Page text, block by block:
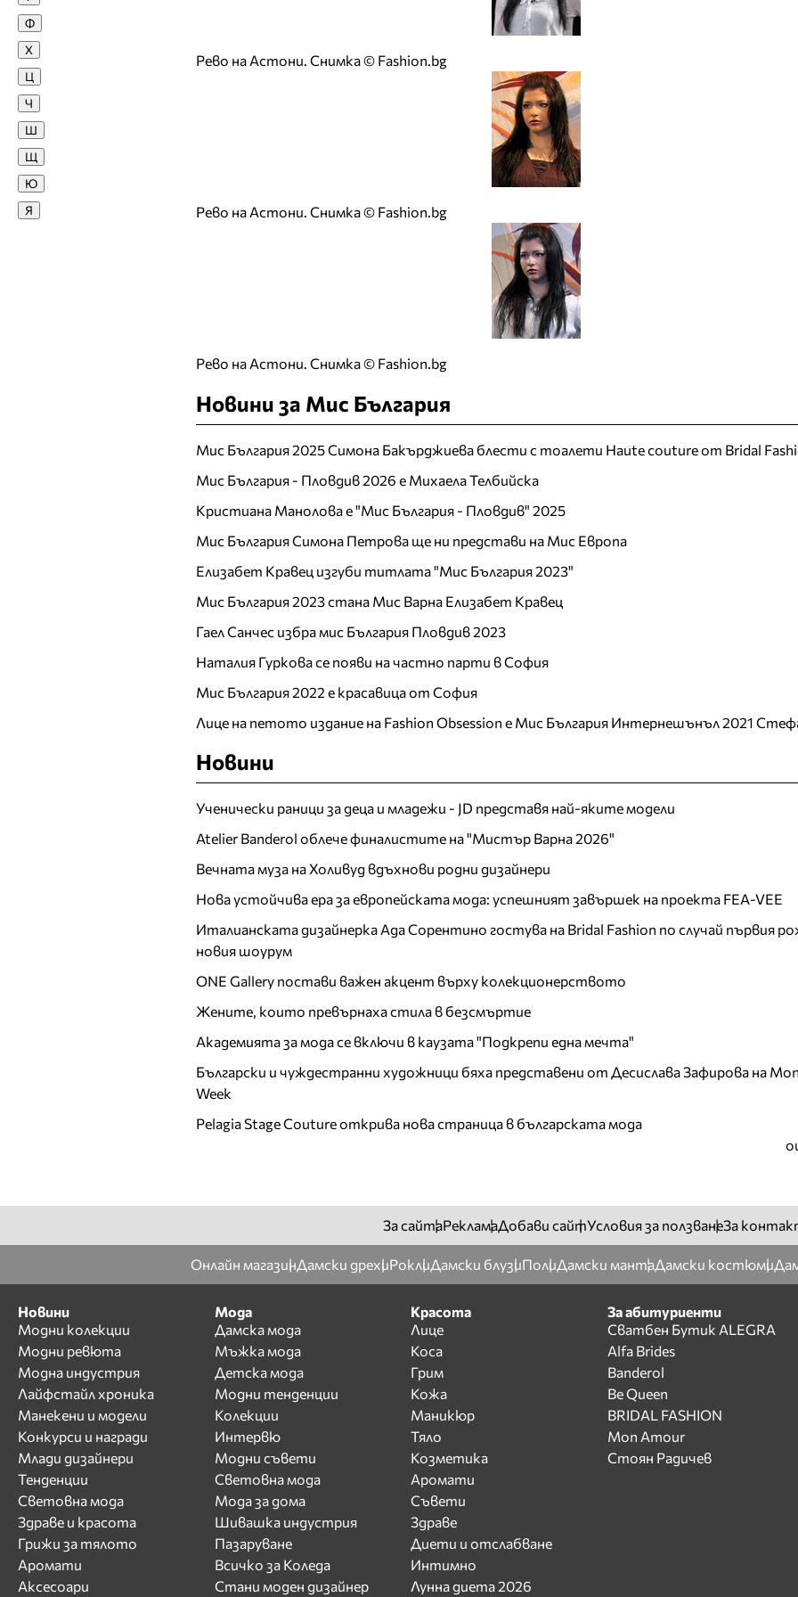
Рево на Астони. Снимка © Fashion.bg
Рево на Астони. Снимка © Fashion.bg
Рево на Астони. Снимка © Fashion.bg
Новини за Мис България
Мис България 2025 Симона Бакърджиева блести с тоалети Haute couture от Bridal
Мис България - Пловдив 2026 е Михаела Телбийска
Кристиана Манолова е "Мис България - Пловдив" 2025
Мис България Симона Петрова ще ни представи на Мис Европа
Елизабет Кравец изгуби титлата "Мис България 2023"
Мис България 2023 стана Мис Варна Елизабет Кравец
Гаел Санчес избра мис България Пловдив 2023
Наталия Гуркова се появи на частно парти в София
Мис България 2022 е красавица от София
Лице на петото издание на Fashion Obsession е Мис България Интернешънъл 2021
Новини
Ученически раници за деца и младежи - JD представя най-яките модели
Atelier Banderol облече финалистите на "Мистър Варна 2026"
Вечната муза на Холивуд вдъхнови родни дизайнери
Нова устойчива ера за европейската мода: успешният завършек на проекта FEA-VEE
Италианската дизайнерка Ада Сорентино гостува на Bridal Fashion по случай първия
новия шоурум
ONE Gallery постави важен акцент върху колекционерството
Жените, които превърнаха стила в безсмъртие
Академията за мода се включи в каузата "Подкрепи една мечта"
Български и чуждестранни художници бяха представени от Десислава Зафирова на
Week
Pelagia Stage Couture открива нова страница в българската мода
Жана
Жасмина Жекова
Жасмина Тошкова
З
Зара
Златка Димитрова
И
Ива Атанасова
Никол Станкулова
О
П
Паолина Петракиева
Пирина
Полина Добрева
Р
Райна Налджиева
Ралица Тодорова
Рени Радева
Ромина Андонова
Росица Иванова
Росица Черногорова
Ф
Х
Ц
Ч
Ш
Щ
Ю
Я
За сайтаРекламаДобави сайтУсловия за ползванеЗа
Онлайн магазинДамски дрехиРоклиДамски блузиПолиДамски мантаДамски костюми
Новини
Модни колекции
Модни ревюта
Модна индустрия
Лайфстайл хроника
Манекени и модели
Конкурси и награди
Млади дизайнери
Тенденции
Световна мода
Здраве и красота
Грижи за тялото
Аромати
Аксесоари
Мода
Дамска мода
Мъжка мода
Детска мода
Модни тенденции
Колекции
Интервю
Модни съвети
Световна мода
Мода за дома
Шивашка индустрия
Пазаруване
Всичко за Коледа
Стани моден дизайнер
Красота
Лице
Коса
Грим
Кожа
Маникюр
Тяло
Козметика
Аромати
Съвети
Здраве
Диети и отслабване
Интимно
Лунна диета 2026
За абитуриенти
Сватбен Бутик ALEGRA
Alfa Brides
Banderol
Be Queen
BRIDAL FASHION
Mon Amour
Стоян Радичев